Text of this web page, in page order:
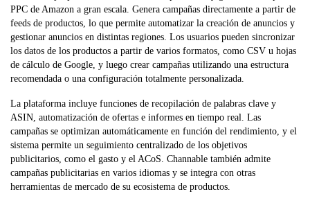
PPC de Amazon a gran escala. Genera campañas directamente a partir de
feeds de productos, lo que permite automatizar la creación de anuncios y
gestionar anuncios en distintas regiones. Los usuarios pueden sincronizar
los datos de los productos a partir de varios formatos, como CSV u hojas
de cálculo de Google, y luego crear campañas utilizando una estructura
recomendada o una configuración totalmente personalizada.
La plataforma incluye funciones de recopilación de palabras clave y
ASIN, automatización de ofertas e informes en tiempo real. Las
campañas se optimizan automáticamente en función del rendimiento, y el
sistema permite un seguimiento centralizado de los objetivos
publicitarios, como el gasto y el ACoS. Channable también admite
campañas publicitarias en varios idiomas y se integra con otras
herramientas de mercado de su ecosistema de productos.